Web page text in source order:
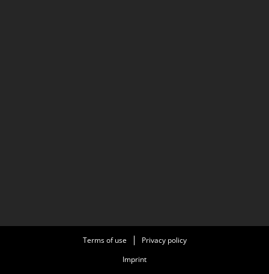
Terms of use
Privacy policy
Imprint